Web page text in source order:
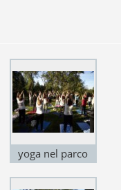
yoga nel parco